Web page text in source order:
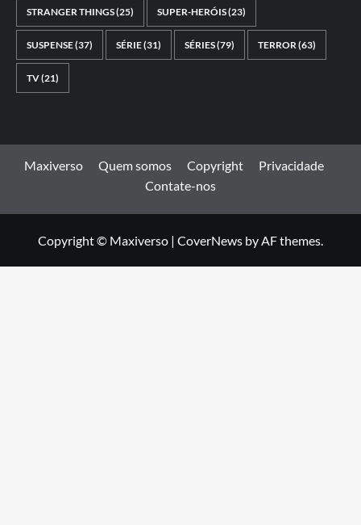
STRANGER THINGS(25) SUPER-HERÓIS(23)
SUSPENSE(37) SÉRIE(31) SÉRIES(79) TERROR(63)
TV(21)
Maxiverso Quem somos Copyright
Privacidade
Contate-nos
Copyright © Maxiverso | CoverNews by AF themes.